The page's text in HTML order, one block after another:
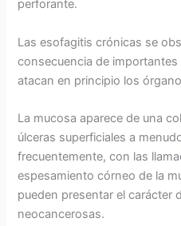
perforante.
Las esofagitis crónicas se
consecuencia de
atacan en principio los
La mucosa aparece de una
úlceras superficiales a
frecuentemente, con las
espesamiento córneo de la
pueden presentar el carácter
neocancerosas.